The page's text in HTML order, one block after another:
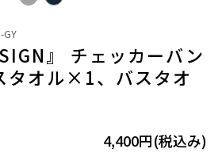
GY
』 チェッカーバン
タオル×1、バスタオ
4,400円(税込み)